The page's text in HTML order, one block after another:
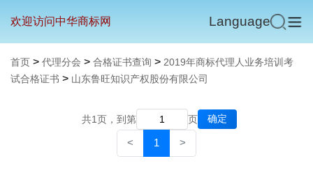
欢迎访问中华商标网 Language
首页 > 代理分会 > 合格证书查询 > 2019年商标代理人业务培训考
试合格证书 > 山东鲁旺知识产权股份有限公司
共1页，到第 页 确定
< 1 >